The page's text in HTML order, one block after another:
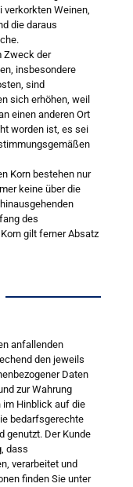
verkorkten Weinen,
die daraus
Zweck der
insbesondere
sind
sich erhöhen, weil
einen anderen Ort
worden ist, es sei
Korn bestehen nur
keine über die
des
gilt ferner Absatz
anfallenden
den jeweils
Daten
zur Wahrung
im Hinblick auf die
bedarfsgerechte
genutzt. Der Kunde
dass
verarbeitet und
finden Sie unter